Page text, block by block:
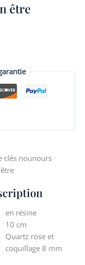
être
clés nounours
en résine
10 cm
Quartz rose et
coquillage 8 mm